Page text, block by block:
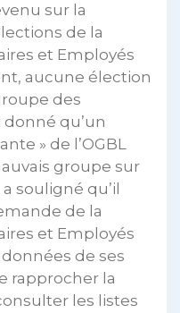
sur la
de la
et Employés
aucune élection
des
qu’un
» de l’OGBL
groupe sur
souligné qu’il
de la
et Employés
de ses
rapprocher la
les listes